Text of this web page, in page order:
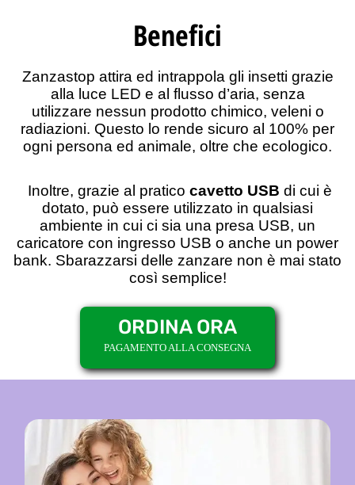
Benefici
Zanzastop attira ed intrappola gli insetti grazie
alla luce LED e al flusso d’aria, senza
utilizzare nessun prodotto chimico, veleni o
radiazioni. Questo lo rende sicuro al 100% per
ogni persona ed animale, oltre che ecologico.
Inoltre, grazie al pratico cavetto USB di cui è
dotato, può essere utilizzato in qualsiasi
ambiente in cui ci sia una presa USB, un
caricatore con ingresso USB o anche un power
bank. Sbarazzarsi delle zanzare non è mai stato
così semplice!
ORDINA ORA
PAGAMENTO ALLA CONSEGNA